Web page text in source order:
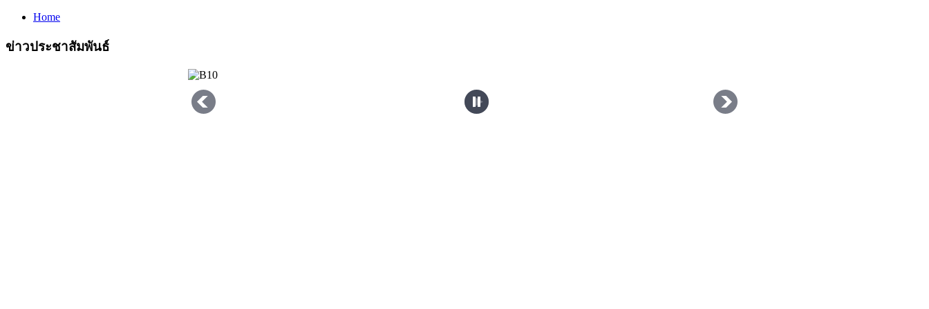
Home
ข่าวประชาสัมพันธ์